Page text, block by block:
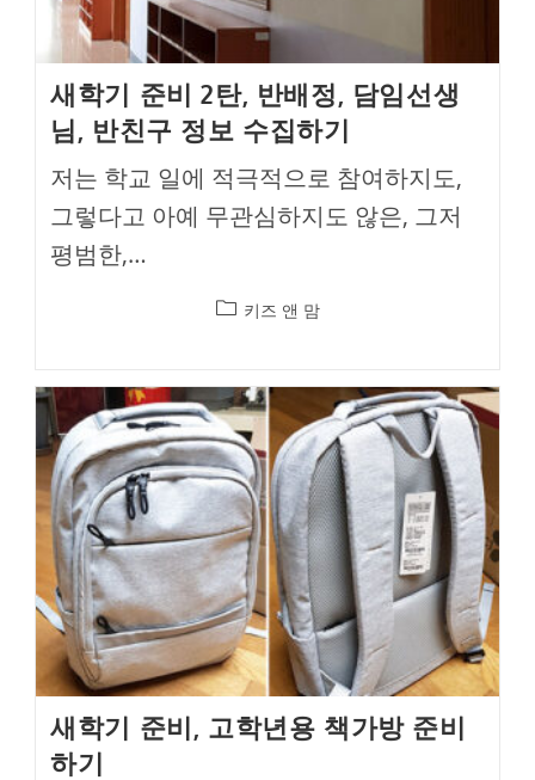
새학기 준비 2탄, 반배정, 담임선생
님, 반친구 정보 수집하기
저는 학교 일에 적극적으로 참여하지도,
그렇다고 아예 무관심하지도 않은, 그저
평범한,…
Post키즈 앤 맘
새학기 준비, 고학년용 책가방 준비
하기